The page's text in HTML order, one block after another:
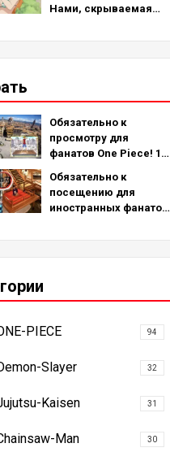
Нами, скрываемая
Обязательно к
просмотру для
фанатов One Piece! 10
паломничества,
вдохновленных
реальными местами
Обязательно к
посещению для
иностранных фанатов!
обязательных для
Японии
PIECE 94
Slayer 32
Kaisen 31
Man 30